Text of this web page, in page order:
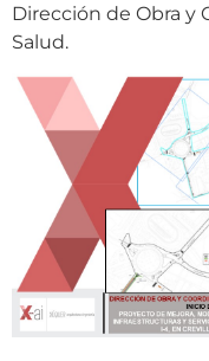
Dirección de Obra y
Salud.